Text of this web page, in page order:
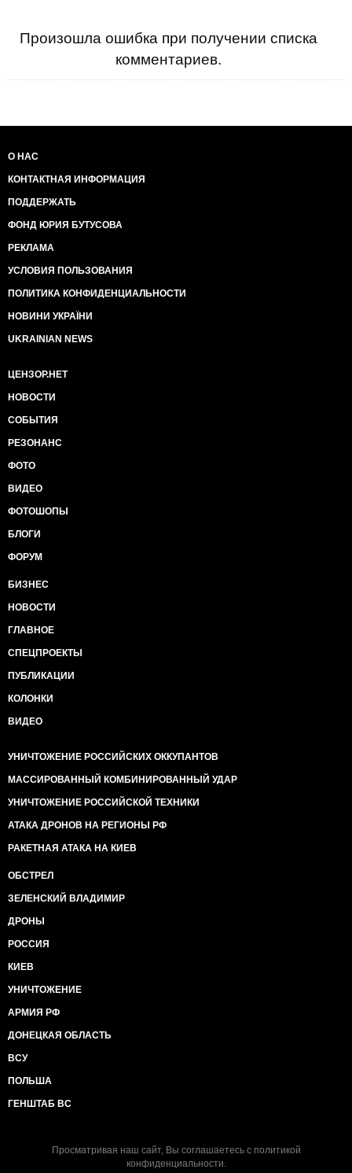
Произошла ошибка при получении списка
комментариев.
О НАС
КОНТАКТНАЯ ИНФОРМАЦИЯ
ПОДДЕРЖАТЬ
ФОНД ЮРИЯ БУТУСОВА
РЕКЛАМА
УСЛОВИЯ ПОЛЬЗОВАНИЯ
ПОЛИТИКА КОНФИДЕНЦИАЛЬНОСТИ
НОВИНИ УКРАЇНИ
UKRAINIAN NEWS
ЦЕНЗОР.НЕТ
НОВОСТИ
СОБЫТИЯ
РЕЗОНАНС
ФОТО
ВИДЕО
ФОТОШОПЫ
БЛОГИ
ФОРУМ
БИЗНЕС
НОВОСТИ
ГЛАВНОЕ
СПЕЦПРОЕКТЫ
ПУБЛИКАЦИИ
КОЛОНКИ
ВИДЕО
УНИЧТОЖЕНИЕ РОССИЙСКИХ ОККУПАНТОВ
МАССИРОВАННЫЙ КОМБИНИРОВАННЫЙ УДАР
УНИЧТОЖЕНИЕ РОССИЙСКОЙ ТЕХНИКИ
АТАКА ДРОНОВ НА РЕГИОНЫ РФ
РАКЕТНАЯ АТАКА НА КИЕВ
ОБСТРЕЛ
ЗЕЛЕНСКИЙ ВЛАДИМИР
ДРОНЫ
РОССИЯ
КИЕВ
УНИЧТОЖЕНИЕ
АРМИЯ РФ
ДОНЕЦКАЯ ОБЛАСТЬ
ВСУ
ПОЛЬША
ГЕНШТАБ ВС
Просматривая наш сайт, Вы соглашаетесь с политикой
конфиденциальности.